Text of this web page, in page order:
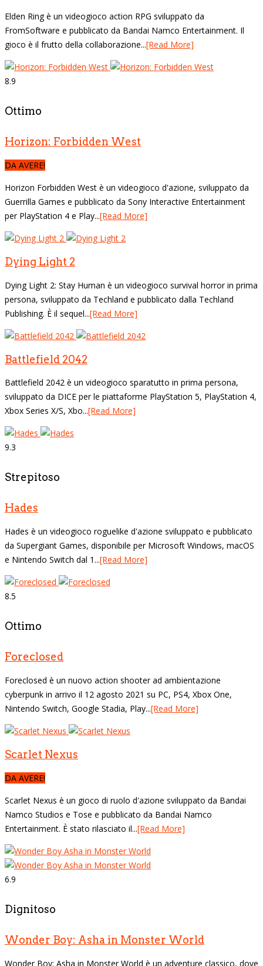
Elden Ring è un videogioco action RPG sviluppato da
FromSoftware e pubblicato da Bandai Namco Entertainment. Il
gioco è il frutto della collaborazione...[Read More]
8.9
Ottimo
Horizon: Forbidden West
DA AVERE!
Horizon Forbidden West è un videogioco d'azione, sviluppato da
Guerrilla Games e pubblicato da Sony Interactive Entertainment
per PlayStation 4 e Play...[Read More]
Dying Light 2
Dying Light 2: Stay Human è un videogioco survival horror in prima
persona, sviluppato da Techland e pubblicato dalla Techland
Publishing. È il sequel...[Read More]
Battlefield 2042
Battlefield 2042 è un videogioco sparatutto in prima persona,
sviluppato da DICE per le piattaforme PlayStation 5, PlayStation 4,
Xbox Series X/S, Xbo...[Read More]
9.3
Strepitoso
Hades
Hades è un videogioco roguelike d'azione sviluppato e pubblicato
da Supergiant Games, disponibile per Microsoft Windows, macOS
e Nintendo Switch dal 1...[Read More]
8.5
Ottimo
Foreclosed
Foreclosed è un nuovo action shooter ad ambientazione
cyberpunk in arrivo il 12 agosto 2021 su PC, PS4, Xbox One,
Nintendo Switch, Google Stadia, Play...[Read More]
Scarlet Nexus
DA AVERE!
Scarlet Nexus è un gioco di ruolo d'azione sviluppato da Bandai
Namco Studios e Tose e pubblicato da Bandai Namco
Entertainment. È stato rilasciato il...[Read More]
6.9
Dignitoso
Wonder Boy: Asha in Monster World
Wonder Boy: Asha in Monster World è un adventure classico, dove